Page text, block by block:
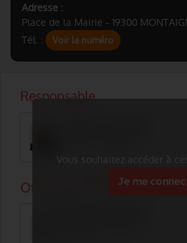
Adresse :
Place de la Mairie - 19300
Tél. :
Voir le numéro
Vous souhaitez accéder à
Je me